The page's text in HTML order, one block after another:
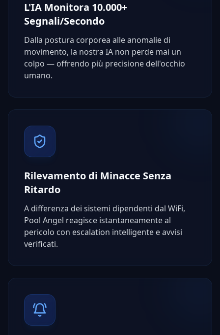
L'IA Monitora 10.000+
Segnali/Secondo
Dalla postura corporea alle anomalie di
movimento, la nostra IA non perde mai un
colpo — offrendo più precisione dell'occhio
umano.
Rilevamento di Minacce Senza
Ritardo
A differenza dei sistemi dipendenti dal WiFi,
Pool Angel reagisce istantaneamente al
pericolo con escalation intelligente e avvisi
verificati.